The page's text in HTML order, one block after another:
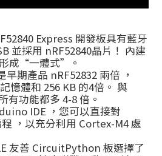
Express 開發板具有藍牙
並採用 nRF52840晶片！ 內建
成“一體式”。
期產品 nRF52832 兩倍 ，
憶體和 256 KB 的4倍。 與
有功能都多 4-8 倍。
IDE ，您可以直接對
，以充分利用 Cortex-M4 處
友善 CircuitPython 板選擇了